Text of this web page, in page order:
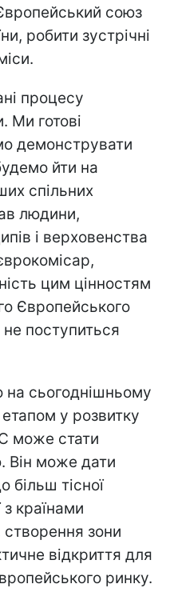
союз
робити зустрічні
процесу
Ми готові
демонструвати
йти на
спільних
людини,
і верховенства
цим цінностям
Європейського
поступиться
сьогоднішньому
у розвитку
може стати
Він може дати
більш тісної
з країнами
зони
відкриття для
ринку.